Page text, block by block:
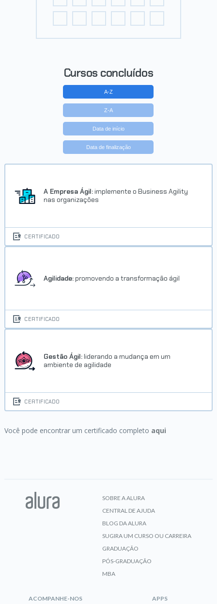
Cursos concluídos
A-Z
Z-A
Data de início
Data de finalização
A Empresa Ágil: implemente o Business Agility
nas organizações
CERTIFICADO
Agilidade: promovendo a transformação ágil
CERTIFICADO
Gestão Ágil: liderando a mudança em um
ambiente de agilidade
CERTIFICADO
Você pode encontrar um certificado completo aqui
SOBRE A ALURA
CENTRAL DE AJUDA
BLOG DA ALURA
SUGIRA UM CURSO OU CARREIRA
GRADUAÇÃO
PÓS-GRADUAÇÃO
MBA
ACOMPANHE-NOS APPS